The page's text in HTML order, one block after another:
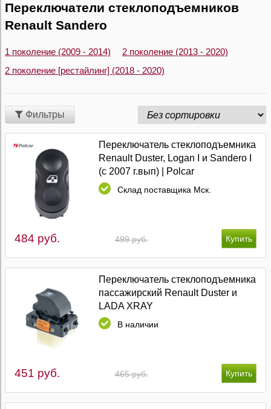
Переключатели стеклоподъемников
Renault Sandero
1 поколение (2009 - 2014)
2 поколение (2013 - 2020)
2 поколение [рестайлинг] (2018 - 2020)
Фильтры
Переключатель стеклоподъемника
Renault Duster, Logan I и Sandero I
(с 2007 г.вып) | Polcar
Склад поставщика Мск.
499 руб.
484 руб.
Переключатель стеклоподъемника
пассажирский Renault Duster и
LADA XRAY
В наличии
465 руб.
451 руб.